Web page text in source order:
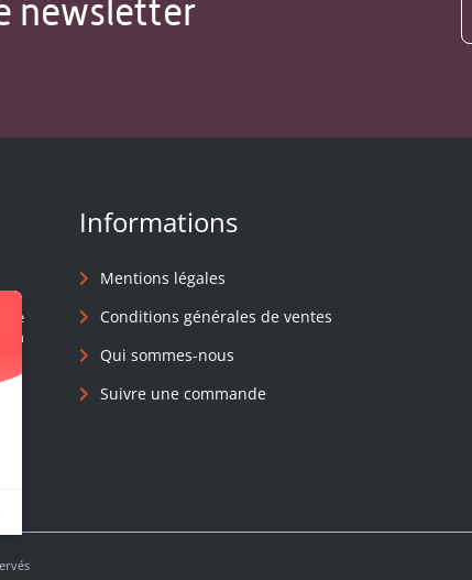
newsletter
en
Informations
Mentions légales
Conditions générales de ventes
Qui sommes-nous
Suivre une commande